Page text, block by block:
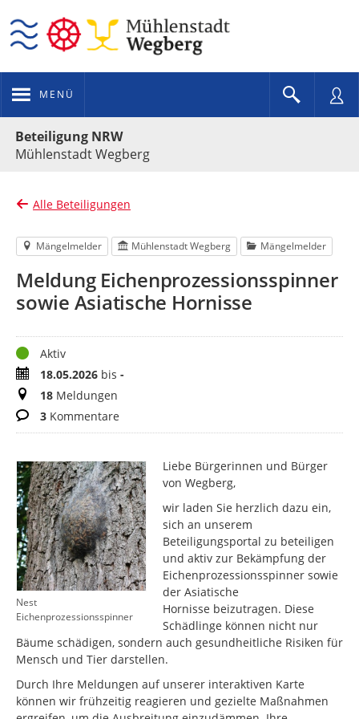
MENÜ
Beteiligung NRW
Mühlenstadt Wegberg
Alle Beteiligungen
Mängelmelder Mühlenstadt Wegberg Mängelmelder
Meldung Eichenprozessionsspinner
sowie Asiatische Hornisse
StatusAktiv
Zeitraum18.05.2026 bis -
Meldungen
18 Meldungen
Kommentare
3 Kommentare
Nest
Eichenprozessionsspinner
Liebe Bürgerinnen und Bürger
von Wegberg,
wir laden Sie herzlich dazu ein,
sich an unserem
Beteiligungsportal zu beteiligen
und aktiv zur Bekämpfung der
Eichenprozessionsspinner sowie
der Asiatische
Hornisse beizutragen. Diese
Schädlinge können nicht nur
Bäume schädigen, sondern auch gesundheitliche Risiken für
Mensch und Tier darstellen.
Durch Ihre Meldungen auf unserer interaktiven Karte
können wir frühzeitig reagieren und gezielte Maßnahmen